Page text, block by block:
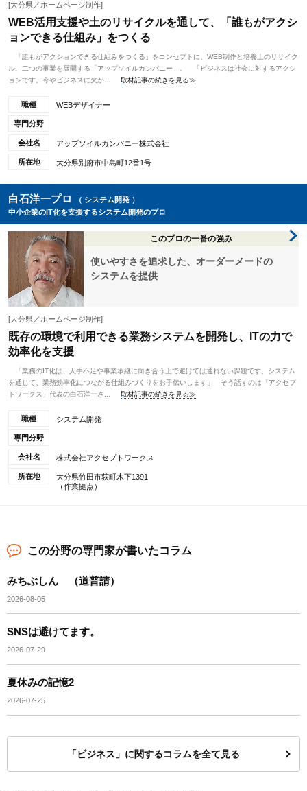
[大分県／ホームページ制作]
WEB活用支援や土のリサイクルを通して、「誰もがアクシ
ョンできる仕組み」をつくる
「誰もがアクションできる仕組みをつくる」をコンセプトに、WEB制作と培養土のリサイク
ル、二つの事業を展開する「アップソイルカンパニー」。 「ビジネスは社会に対するアクシ
ョンです。今やビジネスに欠か...
取材記事の続きを見る≫
職種 WEBデザイナー
専門分野
会社名 アップソイルカンパニー株式会社
所在地 大分県別府市中島町12番1号
白石洋一プロ
（ システム開発 ）
中小企業のIT化を支援するシステム開発のプロ
このプロの一番の強み
使いやすさを追求した、オーダーメードの
システムを提供
[大分県／ホームページ制作]
既存の環境で利用できる業務システムを開発し、ITの力で
効率化を支援
「業務のIT化は、人手不足や事業承継に向き合う上で避けては通れない課題です。システム
を通じて、業務効率化につながる仕組みづくりをお手伝いします」 そう話すのは「アクセプ
トワークス」代表の白石洋一さ...
取材記事の続きを見る≫
職種 システム開発
専門分野
会社名 株式会社アクセプトワークス
所在地
大分県竹田市荻町木下1391
（作業拠点）
この分野の専門家が書いたコラム
みちぶしん （道普請）
2026-08-05
SNSは避けてます。
2026-07-29
夏休みの記憶2
2026-07-25
「ビジネス」に関するコラムを全て見る